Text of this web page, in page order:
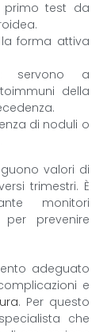
primo test da
forma attiva
servono a
della
di noduli o
valori di
trimestri. È
monitori
prevenire
adeguato
e
. Per questo
che